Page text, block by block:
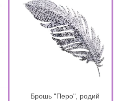
Брошь "Перо", родий